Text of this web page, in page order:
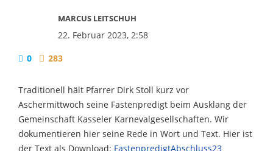
MARCUS LEITSCHUH
22. Februar 2023, 2:58
0
283
Traditionell hält Pfarrer Dirk Stoll kurz vor
Aschermittwoch seine Fastenpredigt beim Ausklang der
Gemeinschaft Kasseler Karnevalgesellschaften. Wir
dokumentieren hier seine Rede in Wort und Text. Hier ist
der Text als Download: FastenpredigtAbschluss23